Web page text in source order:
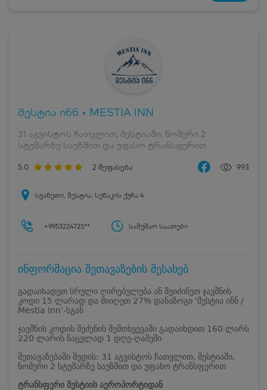
მესტია ინნ • MESTIA INN
31 აგვისტოს ჩათვლით, მესტიაში, ნომერი 2
სტუმარზე საუზმით და უფასო ტრანსფერით
5.0 2 შეფასება 993
სვანეთი, მესტია, სენაკის ქუჩა 4
+9953224725** სამუშაო საათები
ინფორმაცია შეთავაზების შესახებ
გადაიხადეთ სრული ღირებულება ან შეიძინეთ ჯავშნის
კოდი 15 ლარად და მიიღეთ 27% დანაზოგი 'მესტია ინნ /
Mestia Inn'-სგან
ჯავშნის კოდის შეძენის შემთხვევაში გადაიხდით 160 ლარს
220 ლარის ნაცვლად 1 დღე-ღამეში
შეთავაზებაში შედის: 31 აგვისტოს ჩათვლით, მესტიაში,
ნომერი 2 სტუმარზე საუზმით და უფასო ტრანსფერით
ტრანსფერი მესტიის აეროპორტიდან